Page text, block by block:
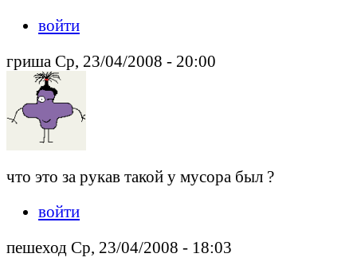
войти
гриша Ср, 23/04/2008 - 20:00
что это за рукав такой у мусора был ?
войти
пешеход Ср, 23/04/2008 - 18:03